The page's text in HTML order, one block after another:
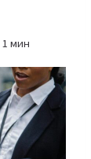
1 мин